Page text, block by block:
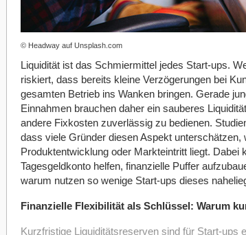
© Headway auf Unsplash.com
Liquidität ist das Schmiermittel jedes Start-ups.
riskiert, dass bereits kleine Verzögerungen bei
gesamten Betrieb ins Wanken bringen. Gerade
Einnahmen brauchen daher ein sauberes
andere Fixkosten zuverlässig zu bedienen.
dass viele Gründer diesen Aspekt unterschätzen,
Produktentwicklung oder Markteintritt liegt.
Tagesgeldkonto helfen, finanzielle Puffer
warum nutzen so wenige Start-ups dieses
Finanzielle Flexibilität als Schlüssel: Warum
Kurzfristige Liquiditätsreserven sind für Start-ups